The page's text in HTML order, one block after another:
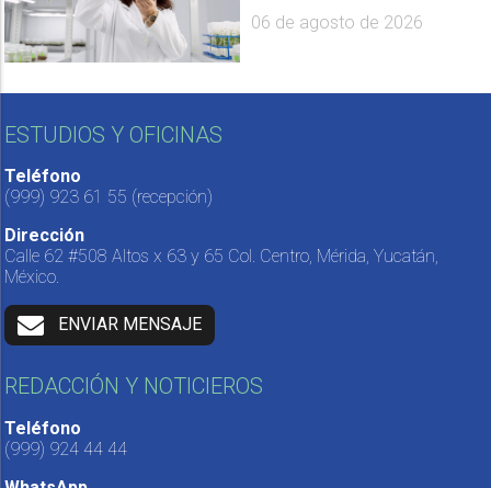
06 de agosto de 2026
ESTUDIOS Y OFICINAS
Teléfono
(999) 923 61 55 (recepción)
Dirección
Calle 62 #508 Altos x 63 y 65 Col. Centro, Mérida, Yucatán,
México.
ENVIAR MENSAJE
REDACCIÓN Y NOTICIEROS
Teléfono
(999) 924 44 44